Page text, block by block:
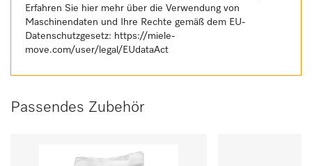
Erfahren Sie hier mehr über die Verwendung von
Maschinendaten und Ihre Rechte gemäß dem EU-
Datenschutzgesetz: https://miele-
move.com/user/legal/EUdataAct
Passendes Zubehör